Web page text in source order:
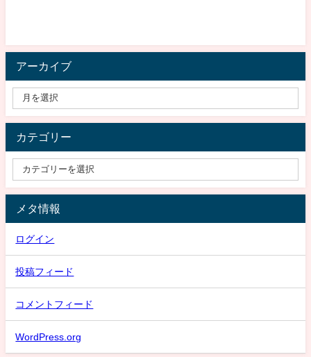
アーカイブ
カテゴリー
メタ情報
ログイン
投稿フィード
コメントフィード
WordPress.org